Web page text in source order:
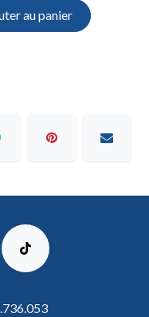
au panier